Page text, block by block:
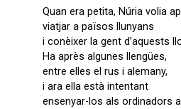
Quan era petita, Núria volia
viatjar a països llunyans
i conèixer la gent d’aquests
Ha après algunes llengües,
entre elles el rus i alemany,
i ara ella està intentant
ensenyar-los als ordinadors